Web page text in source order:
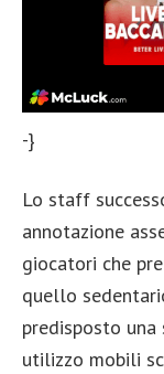
-}
Lo staff
annotazione
giocatori che
quello
predisposto una
utilizzo mobili